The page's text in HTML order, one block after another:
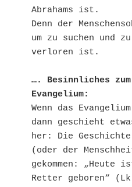
Abrahams ist.
Denn der
um zu suchen und
verloren ist.
…. Besinnliches
Evangelium:
Wenn das
dann geschieht
her: Die Geschichte
(oder der
gekommen: „Heute
Retter geboren“